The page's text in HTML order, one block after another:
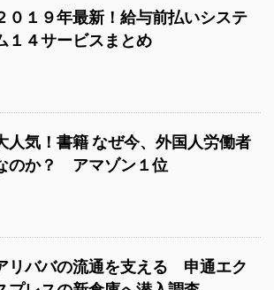
０１９年最新！給与前払いシステ
１４サービスまとめ
人気！書籍 なぜ今、外国人労働者
のか？ アマゾン１位
リババの流通を支える 申通エク